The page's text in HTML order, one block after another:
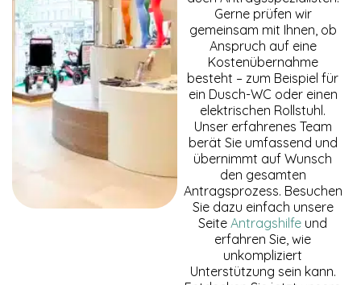
Gerne prüfen wir
gemeinsam mit Ihnen, ob
Anspruch auf eine
Kostenübernahme
besteht – zum Beispiel für
ein Dusch-WC oder einen
elektrischen Rollstuhl.
Unser erfahrenes Team
berät Sie umfassend und
übernimmt auf Wunsch
den gesamten
Antragsprozess. Besuchen
Sie dazu einfach unsere
SeiteAntragshilfe und
erfahren Sie, wie
unkompliziert
Unterstützung sein kann.
erforderlich
sind und somit
dem
berechtigten
Interesse
gemäß Art. 6
Abs. 1 S. 1 lit. f)
DSGVO
Funktionalität